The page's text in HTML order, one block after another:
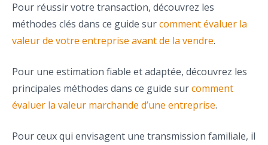
Pour réussir votre transaction, découvrez les
méthodes clés dans ce guide surcomment évaluer la
valeur de votre entreprise avant de la vendre.
Pour une estimation fiable et adaptée, découvrez les
principales méthodes dans ce guide surcomment
évaluer la valeur marchande d’une entreprise.
Pour ceux qui envisagent une transmission familiale, il